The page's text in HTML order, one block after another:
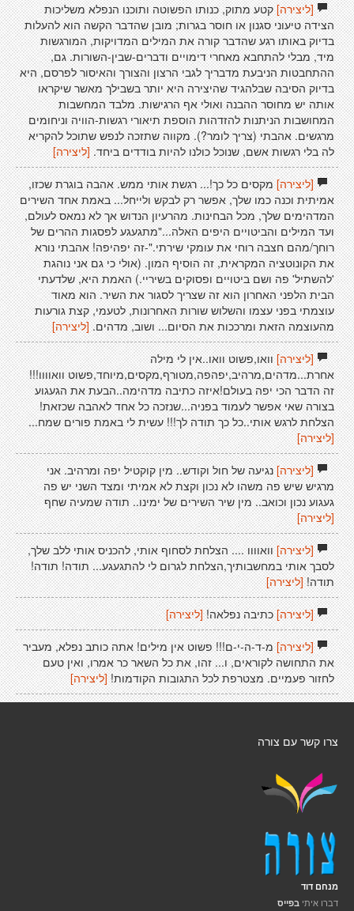
[ליצירה]קטע מתוק, כנותו הפשוטה ותוכנו הנפלא משליכות
הצידה טיעוני סגנון או חוסר בגרות; מובן שהדבר הקשה הוא להעלות
בדיוק באותו רגע שהדבר קורה את המילים המדויקות, המורגשות
מיד, מבלי להתחבא מאחרי דימויים ודברים-שבין-השורות. גם,
ההתחבטות הניבעת מדבריך לגבי הרצון והצורך והאיסור לפרסם, היא
בדיוק הסיבה שבלהגיד שהיצירה היא יותר בשבילך מאשר שיקראו
אותה יש מחוסר ההבנה ואולי אף הרגישות. מלבד המחשבות
המחושבות הניתנות להזדהות הוספת תיאורי רגשות-הוויה וניחומים
מרגשים. אהבתי (צריך לומר?). מקווה שתזכה לנפש שתוכל להקריא
לה בלי רגשות אשם, שנוכל כולנו להיות בודדים ביחד.[ליצירה]
[ליצירה]מקסים כל כך!... רגשת אותי ממש. אהבה בוגרת שכזו,
אמיתית וכנה כמו שלך, אפשר רק לבקש ולייחל... באמת אחד השירים
המדהימים שלך, מכל הבחינות. מהרעיון הנדוש אך לא נמאס לעולם,
ועד המילים והביטויים היפים האלה..."מתגעגע לפסגות ההרים של
רוחך/מהם חצבה רוחי את עומקי שירתי."-זה יפהיפה! אהבתי נורא
את הקונוטציה המקראית, זה הוסיף המון. (אולי כי גם אני נוהגת
'להשתיל' פה ושם ביטויים ופסוקים בשיריי.) האמת היא, שלדעתי
הבית הלפני האחרון הוא זה שצריך לסגור את השיר. הוא מאוד
עוצמתי בפני עצמו והשלוש שורות האחרונות, לטעמי, קצת גורעות
מהעוצמה הזאת ומרככות את הסיום... ושוב, מדהים.[ליצירה]
[ליצירה]וואו,פשוט וואו..אין לי מילה
אחרת...מדהים,מרהיב,יפהפה,מטורף,מקסים,מיוחד,פשוט וואוווו!!!
זה הדבר הכי יפה בעולם!איזה כתיבה מדהימה..הבעת את הגעגוע
בצורה שאי אפשר לעמוד בפניה...שנזכה כל אחד לאהבה שכזאת!
הצלחת לרגש אותי..כל כך תודה לך!!! עשית לי באמת פורים שמח...
[ליצירה]
[ליצירה]נגיעה של חול וקודש.. מין קוקטיל יפה ומרהיב. אני
מרגיש שיש פה משהו לא נכון וקצת לא אמיתי ומצד השני יש פה
געגוע נכון וכואב.. מין שיר השירים של ימינו.. תודה שמעיה שחף
[ליצירה]
[ליצירה]וואוווו .... הצלחת לסחוף אותי, להכניס אותי ללב שלך,
לסבך אותי במחשבותיך,הצלחת לגרום לי להתגעגע... תודה! תודה!
תודה! [ליצירה]
[ליצירה]כתיבה נפלאה! [ליצירה]
[ליצירה]מ-ד-ה-י-ם!!! פשוט אין מילים! אתה כותב נפלא, מעביר
את התחושה לקוראים, ו... זהו, את כל השאר כר אמרו, ואין טעם
לחזור פעמיים. מצטרפת לכל התגובות הקודמות![ליצירה]
צרו קשר עם צורה
מנחם דוד
דברו איתי בפייס